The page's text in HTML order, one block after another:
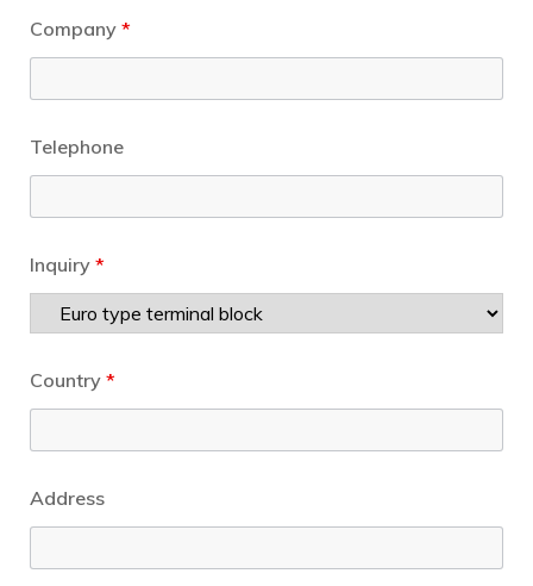
Company *
Telephone
Inquiry *
Country *
Address